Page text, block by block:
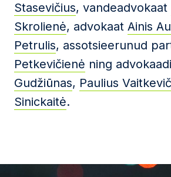
Stasevičius, vandeadvokaat
Skrolienė, advokaat Ainis
Petrulis, assotsieerunud
Petkevičienė ning
Gudžiūnas, Paulius
Sinickaitė.